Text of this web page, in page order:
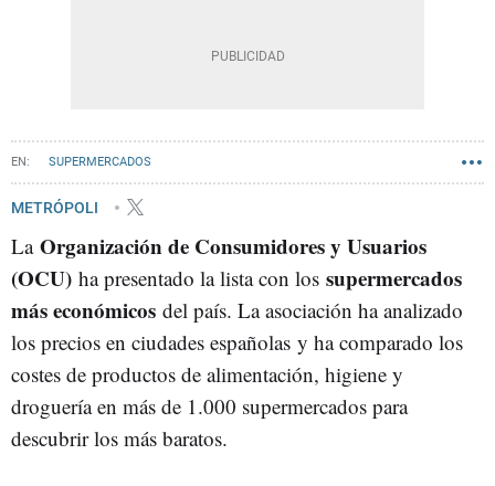
SUPERMERCADOS
METRÓPOLI
LaOrganización de Consumidores y Usuarios
(OCU) ha presentado la lista con los supermercados
más económicos del país. La asociación ha analizado
los precios en ciudades españolas y ha comparado los
costes de productos de alimentación, higiene y
droguería en más de 1.000 supermercados para
descubrir los más baratos.